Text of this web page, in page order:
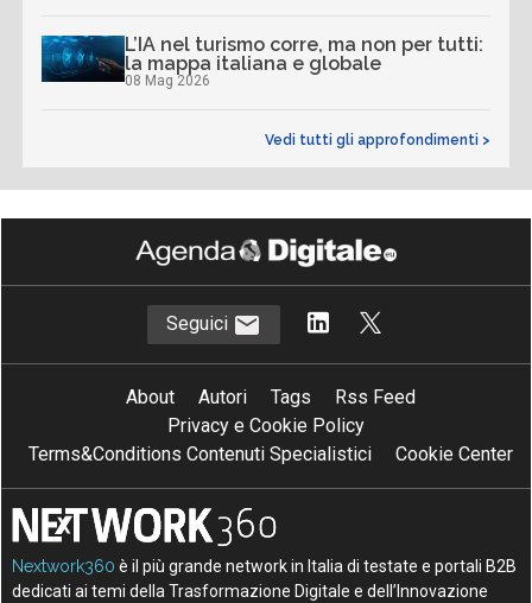
L’IA nel turismo corre, ma non per tutti:
la mappa italiana e globale
08 Mag 2026
Vedi tutti gli approfondimenti >
Seguici
About Autori Tags
Rss Feed
Privacy e Cookie Policy
Terms&Conditions Contenuti Specialistici
Cookie Center
Nextwork360 è il più grande network in Italia di testate e portali B2B
dedicati ai temi della Trasformazione Digitale e dell’Innovazione